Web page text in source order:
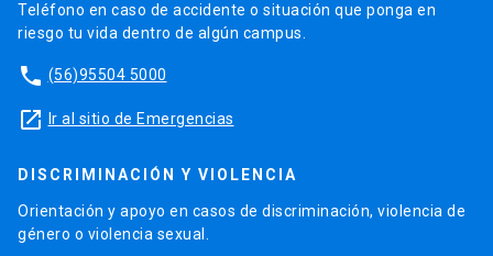
Teléfono en caso de accidente o situación que ponga en
riesgo tu vida dentro de algún campus.
phone (56)95504 5000
launch Ir al sitio de Emergencias
DISCRIMINACIÓN Y VIOLENCIA
Orientación y apoyo en casos de discriminación, violencia de
género o violencia sexual.